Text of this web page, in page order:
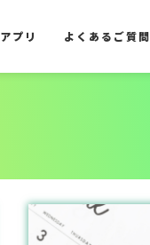
アプリ
よくあるご質問